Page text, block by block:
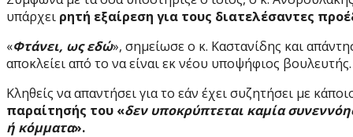
υπάρχει ρητή εξαίρεση για τους διατελέσαντες
«Φτάνει, ως εδώ», σημείωσε ο κ. Καστανίδης και
αποκλείει από το να είναι εκ νέου υποψήφιος βουλευτής.
Κληθείς να απαντήσει για το εάν έχει συζητήσει με
παραίτησής του «δεν υποκρύπτεται καμία
ή κόμματα».